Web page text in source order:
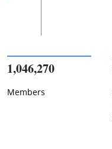
1,046,270
Members